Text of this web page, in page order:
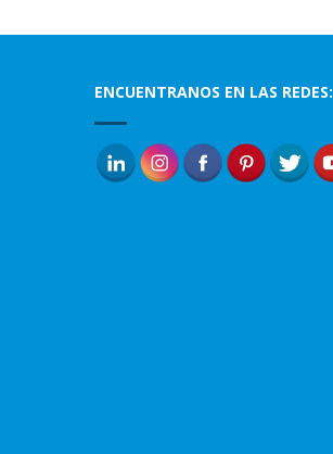
ENCUENTRANOS EN LAS REDES: